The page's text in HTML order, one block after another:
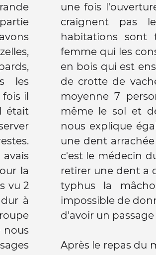
les
il
était
la
vu 2
à
nous
ne
les
les
en
a
a
bas.
faire
de
d'avoir un
Après le repas du